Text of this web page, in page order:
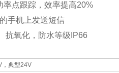
点跟踪，效率提高20%
手机上发送短信
氧化，防水等级IP66
，典型24V